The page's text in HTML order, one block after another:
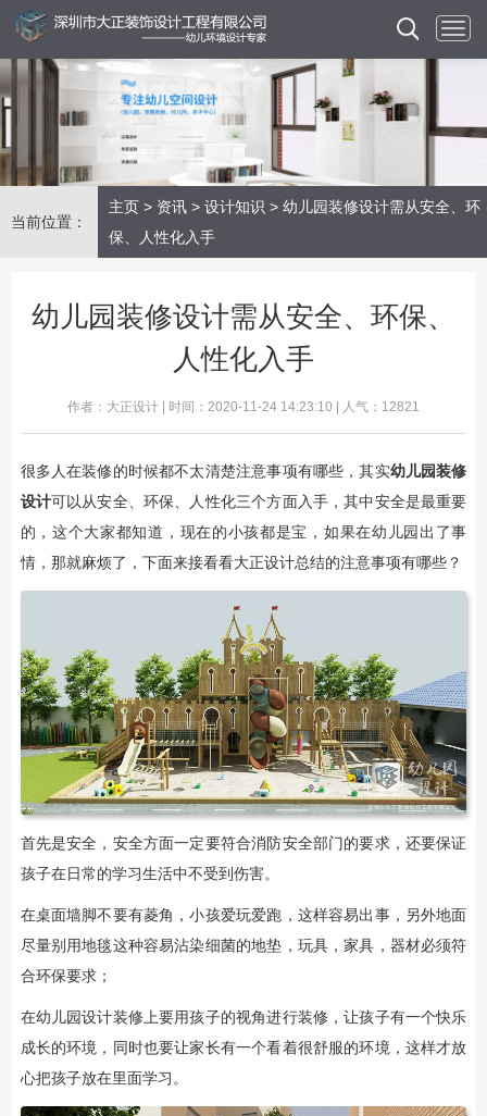
当前位置：
主页 > 资讯 > 设计知识 > 幼儿园装修设计需从安全、环
保、人性化入手
幼儿园装修设计需从安全、环保、
人性化入手
作者：大正设计 | 时间：2020-11-24 14:23:10 | 人气：12821
很多人在装修的时候都不太清楚注意事项有哪些，其实幼儿园装修
设计可以从安全、环保、人性化三个方面入手，其中安全是最重要
的，这个大家都知道，现在的小孩都是宝，如果在幼儿园出了事
情，那就麻烦了，下面来接看看大正设计总结的注意事项有哪些？
首先是安全，安全方面一定要符合消防安全部门的要求，还要保证
孩子在日常的学习生活中不受到伤害。
在桌面墙脚不要有菱角，小孩爱玩爱跑，这样容易出事，另外地面
尽量别用地毯这种容易沾染细菌的地垫，玩具，家具，器材必须符
合环保要求；
在幼儿园设计装修上要用孩子的视角进行装修，让孩子有一个快乐
成长的环境，同时也要让家长有一个看着很舒服的环境，这样才放
心把孩子放在里面学习。